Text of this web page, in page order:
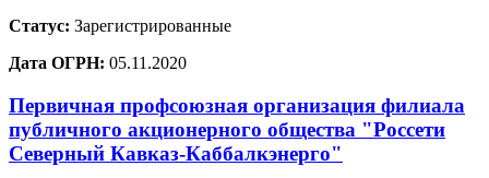
Статус: Зарегистрированные
Дата ОГРН: 05.11.2020
Первичная профсоюзная организация филиала
публичного акционерного общества "Россети
Северный Кавказ-Каббалкэнерго"